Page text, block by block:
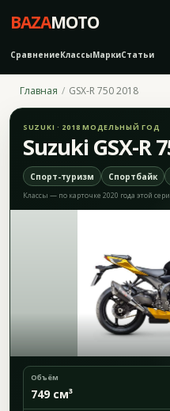
BAZAMOTO
СравнениеКлассыМаркиСтатьи
Главная GSX-R 750 2018
SUZUKI · 2018 МОДЕЛЬНЫЙ ГОД
Suzuki GSX-R
Спорт-туризм Спортбайк
Классы — по карточке 2020 года этой
Объём
749 см³